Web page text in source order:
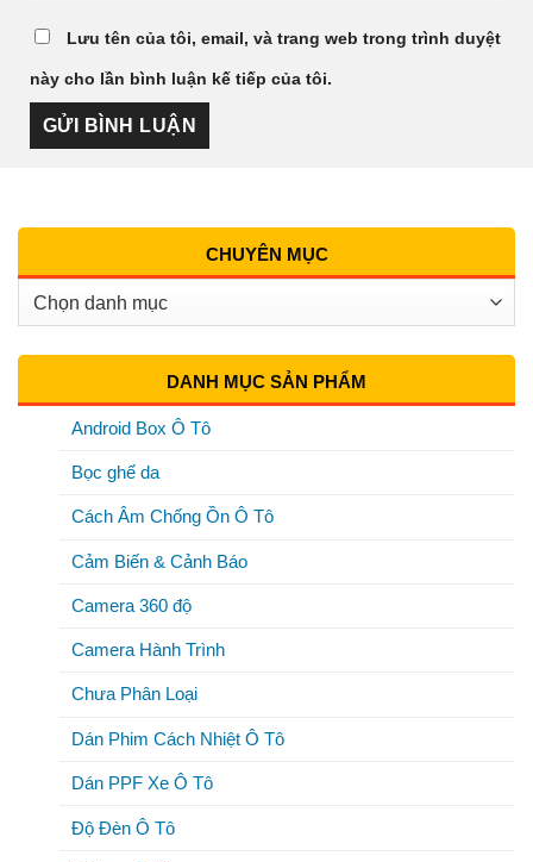
Lưu tên của tôi, email, và trang web trong trình duyệt
này cho lần bình luận kế tiếp của tôi.
CHUYÊN MỤC
Chuyên
DANH MỤC SẢN PHẨM
Android Box Ô Tô
Bọc ghế da
Cách Âm Chống Ồn Ô Tô
Cảm Biến & Cảnh Báo
Camera 360 độ
Camera Hành Trình
Chưa Phân Loại
Dán Phim Cách Nhiệt Ô Tô
Dán PPF Xe Ô Tô
Độ Đèn Ô Tô